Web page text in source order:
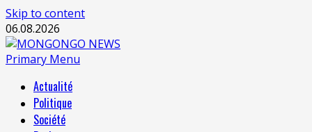
Skip to content
06.08.2026
Primary Menu
Actualité
Politique
Société